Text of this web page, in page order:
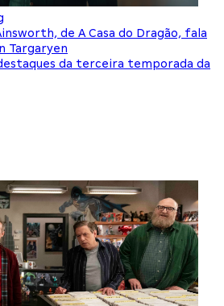
de A Casa do Dragão, fala
Targaryen
da terceira temporada da